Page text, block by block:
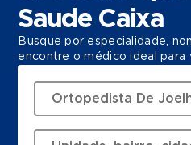
Saude Caixa
Busque por especialidade,
encontre o médico ideal para